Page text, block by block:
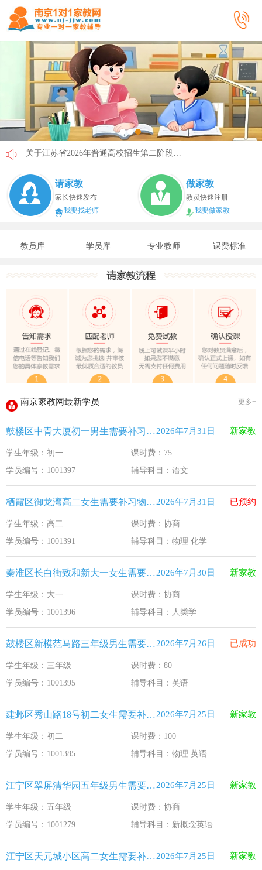
省教育厅最新发文！事关2026年普通高校综合评价招生改革
我市2026年春季学期学生资助申请开始
致全省中小学生家长的一封信
2025年12月江苏教育考试月历
最新！教育部等5部门发布20条举措
​2025年11月江苏教育考试月历
5个新突破！国新办发布会介绍“十四五”时期加快建设教育强
省教育厅最新发文！事关2026年普通高校综合评价招生改革 2026-4-10
我市2026年春季学期学生资助申请开始
速看！新学期开学安全提示！
致全省中小学生家长的一封信 2026-2-3
教育部关于做好2026年普通高校招生工作的通知 [教学(
江苏33个！教育部最新认定2025年第一批义务教育优质均
2025年12月江苏教育考试月历 2025-12-1
请家教
家长快速发布
我要找老师
做家教
教员快速注册
我要做家教
教员库 学员库 专业教师 课费标准
南京家教网最新学员 更多+
鼓楼区中青大厦初一男生需要补习语文2026年7月31日 新家教
学生年级：初一
课时费：75
学员编号：1001397
辅导科目：语文
栖霞区御龙湾高二女生需要补习物理 化学2026年7月31日 已预约
学生年级：高二
课时费：协商
学员编号：1001391
辅导科目：物理 化学
秦淮区长白街致和新大一女生需要补习人类学2026年7月30日 新家教
学生年级：大一
课时费：协商
学员编号：1001396
辅导科目：人类学
鼓楼区新模范马路三年级男生需要补习英语2026年7月26日 已成功
学生年级：三年级
课时费：80
学员编号：1001395
辅导科目：英语
建邺区秀山路18号初二女生需要补习物理 英语2026年7月25日 新家教
学生年级：初二
课时费：100
学员编号：1001385
辅导科目：物理 英语
江宁区翠屏清华园五年级男生需要补习新概念英语2026年7月25日 新家教
学生年级：五年级
课时费：协商
学员编号：1001279
辅导科目：新概念英语
江宁区天元城小区高二女生需要补习政治 历史2026年7月25日 新家教